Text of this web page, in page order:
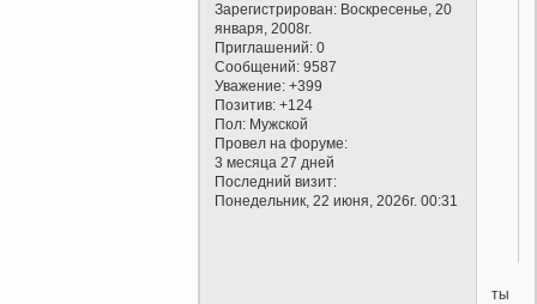
Зарегистрирован: Воскресенье, 20
января, 2008г.
Приглашений: 0
Сообщений: 9587
Уважение: +399
Позитив: +124
Пол: Мужской
Провел на форуме:
3 месяца 27 дней
Последний визит:
Понедельник, 22 июня, 2026г. 00:31
ты